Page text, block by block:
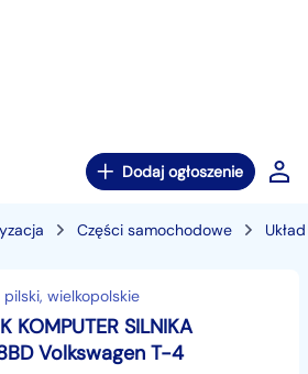
Dodaj ogłoszenie
Części samochodowe
pilski, wielkopolskie
KOMPUTER SILNIKA
Volkswagen T-4